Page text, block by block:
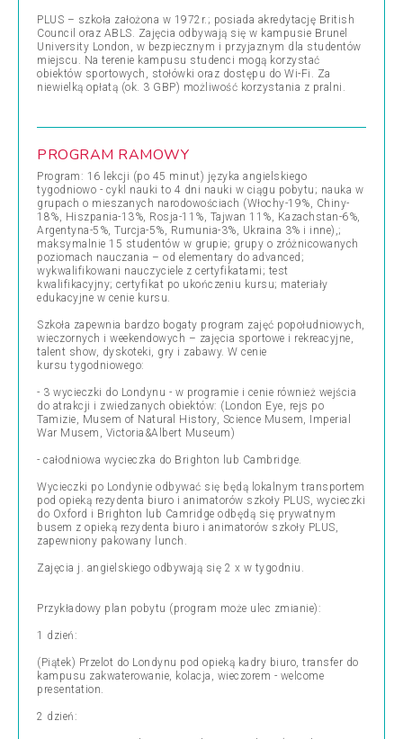
PLUS – szkoła założona w 1972r.; posiada akredytację British
Council oraz ABLS. Zajęcia odbywają się w kampusie Brunel
University London, w bezpiecznym i przyjaznym dla studentów
miejscu. Na terenie kampusu studenci mogą korzystać
obiektów sportowych, stołówki oraz dostępu do Wi-Fi. Za
niewielką opłatą (ok. 3 GBP) możliwość korzystania z pralni.
PROGRAM RAMOWY
Program: 16 lekcji (po 45 minut) języka angielskiego
tygodniowo - cykl nauki to 4 dni nauki w ciągu pobytu; nauka w
grupach o mieszanych narodowościach (Włochy-19%, Chiny-
18%, Hiszpania-13%, Rosja-11%, Tajwan 11%, Kazachstan-6%,
Argentyna-5%, Turcja-5%, Rumunia-3%, Ukraina 3% i inne),;
maksymalnie 15 studentów w grupie; grupy o zróżnicowanych
poziomach nauczania – od elementary do advanced;
wykwalifikowani nauczyciele z certyfikatami; test
kwalifikacyjny; certyfikat po ukończeniu kursu; materiały
edukacyjne w cenie kursu.
Szkoła zapewnia bardzo bogaty program zajęć popołudniowych,
wieczornych i weekendowych – zajęcia sportowe i rekreacyjne,
talent show, dyskoteki, gry i zabawy. W cenie
kursu tygodniowego:
- 3 wycieczki do Londynu - w programie i cenie również wejścia
do atrakcji i zwiedzanych obiektów: (London Eye, rejs po
Tamizie, Musem of Natural History, Science Musem, Imperial
War Musem, Victoria&Albert Museum)
- całodniowa wycieczka do Brighton lub Cambridge.
Wycieczki po Londynie odbywać się będą lokalnym transportem
pod opieką rezydenta biuro i animatorów szkoły PLUS, wycieczki
do Oxford i Brighton lub Camridge odbędą się prywatnym
busem z opieką rezydenta biuro i animatorów szkoły PLUS,
zapewniony pakowany lunch.
Zajęcia j. angielskiego odbywają się 2 x w tygodniu.
Przykładowy plan pobytu (program może ulec zmianie):
1 dzień:
(Piątek) Przelot do Londynu pod opieką kadry biuro, transfer do
kampusu zakwaterowanie, kolacja, wieczorem - welcome
presentation.
2 dzień: